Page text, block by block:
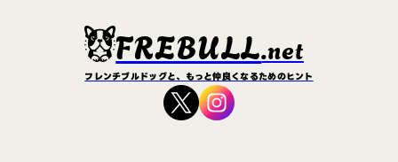
FREBULL.net
フレンチブルドッグと、もっと仲良くなるためのヒント